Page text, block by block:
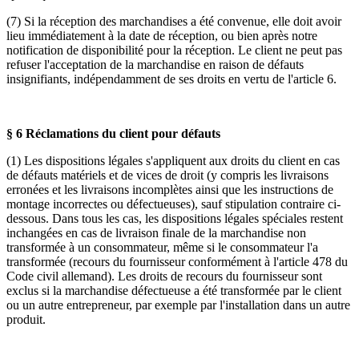
(7) Si la réception des marchandises a été convenue, elle doit avoir
lieu immédiatement à la date de réception, ou bien après notre
notification de disponibilité pour la réception. Le client ne peut pas
refuser l'acceptation de la marchandise en raison de défauts
insignifiants, indépendamment de ses droits en vertu de l'article 6.
§ 6 Réclamations du client pour défauts
(1) Les dispositions légales s'appliquent aux droits du client en cas
de défauts matériels et de vices de droit (y compris les livraisons
erronées et les livraisons incomplètes ainsi que les instructions de
montage incorrectes ou défectueuses), sauf stipulation contraire ci-
dessous. Dans tous les cas, les dispositions légales spéciales restent
inchangées en cas de livraison finale de la marchandise non
transformée à un consommateur, même si le consommateur l'a
transformée (recours du fournisseur conformément à l'article 478 du
Code civil allemand). Les droits de recours du fournisseur sont
exclus si la marchandise défectueuse a été transformée par le client
ou un autre entrepreneur, par exemple par l'installation dans un autre
produit.